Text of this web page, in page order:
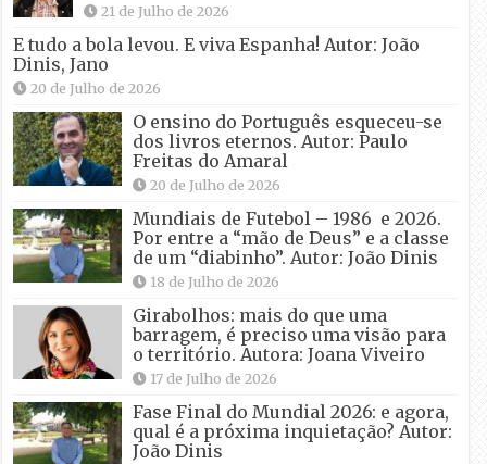
21 de Julho de 2026
E tudo a bola levou. E viva Espanha! Autor: João
Dinis, Jano
20 de Julho de 2026
O ensino do Português esqueceu-se
dos livros eternos. Autor: Paulo
Freitas do Amaral
20 de Julho de 2026
Mundiais de Futebol – 1986 e 2026.
Por entre a “mão de Deus” e a classe
de um “diabinho”. Autor: João Dinis
18 de Julho de 2026
Girabolhos: mais do que uma
barragem, é preciso uma visão para
o território. Autora: Joana Viveiro
17 de Julho de 2026
Fase Final do Mundial 2026: e agora,
qual é a próxima inquietação? Autor:
João Dinis